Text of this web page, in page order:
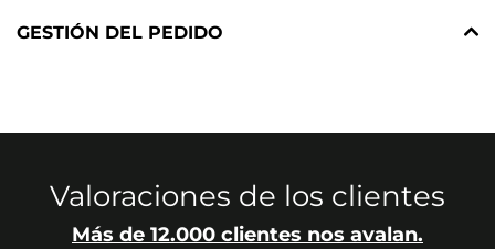
GESTIÓN DEL PEDIDO
Valoraciones de los clientes
Más de 12.000 clientes nos avalan.